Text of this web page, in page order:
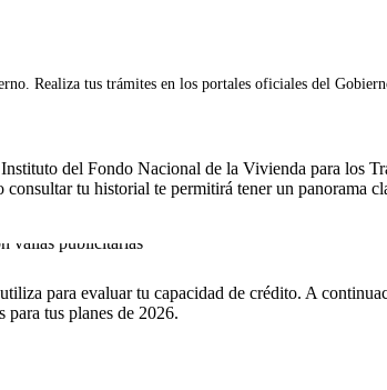
Realiza tus trámites en los portales oficiales del
del Fondo Nacional de la Vivienda para los
tu historial te permitirá tener un panorama
para evaluar tu capacidad de crédito. A
para tus planes de 2026.